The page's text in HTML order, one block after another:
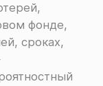
фонде,
сроках,